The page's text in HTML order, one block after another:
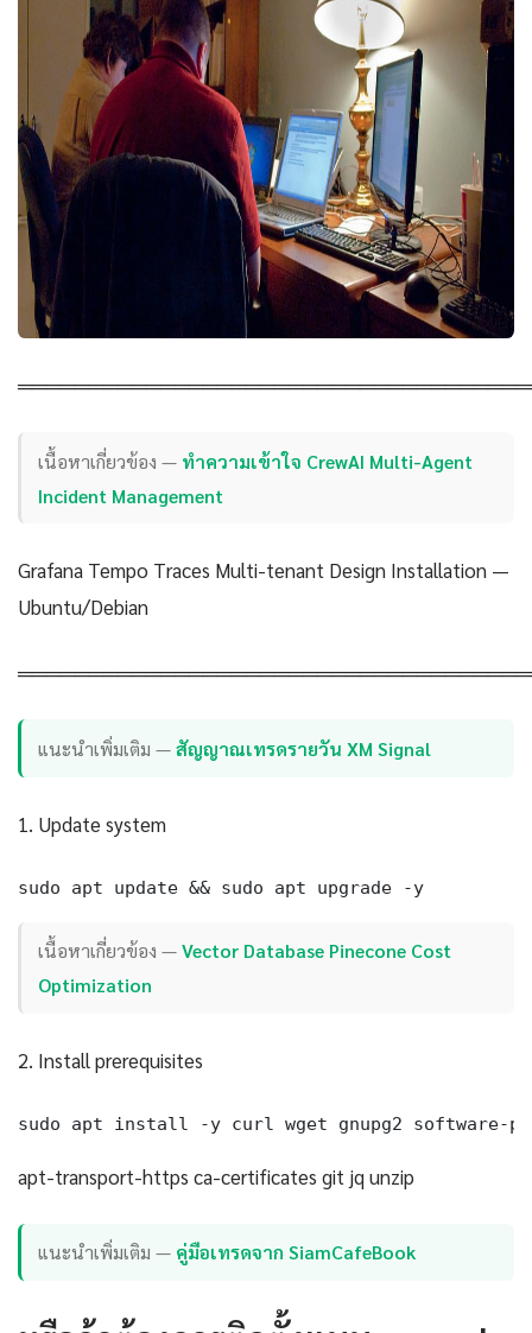
เนื้อหาเกี่ยวข้อง — ทำความเข้าใจ CrewAI Multi-Agent
Incident Management
Grafana Tempo Traces Multi-tenant Design Installation —
Ubuntu/Debian
แนะนำเพิ่มเติม —สัญญาณเทรดรายวัน XM Signal
1. Update system
sudo apt update && sudo apt upgrade -y
เนื้อหาเกี่ยวข้อง —Vector Database Pinecone Cost
Optimization
2. Install prerequisites
sudo apt install -y curl wget gnupg2 software-
apt-transport-https ca-certificates git jq unzip
แนะนำเพิ่มเติม — คู่มือเทรดจาก SiamCafeBook